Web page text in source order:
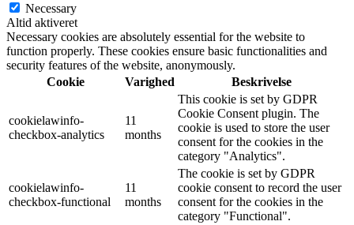
Necessary
Altid aktiveret
Necessary cookies are absolutely essential for the website to
function properly. These cookies ensure basic functionalities and
security features of the website, anonymously.
Cookie
Varighed Beskrivelse
cookielawinfo-
checkbox-analytics
11
months
This cookie is set by GDPR
Cookie Consent plugin. The
cookie is used to store the user
consent for the cookies in the
category "Analytics".
cookielawinfo-
checkbox-functional
11
months
The cookie is set by GDPR
cookie consent to record the user
consent for the cookies in the
category "Functional".